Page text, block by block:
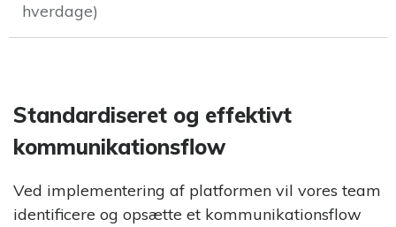
CAND
hverdage)
Standardiseret og effektivt
kommunikationsflow
Ved implementering af platformen vil vores team
identificere og opsætte et kommunikationsflow